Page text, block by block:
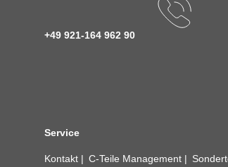
+49 921-164 962 90
Service
Kontakt C-Teile Management